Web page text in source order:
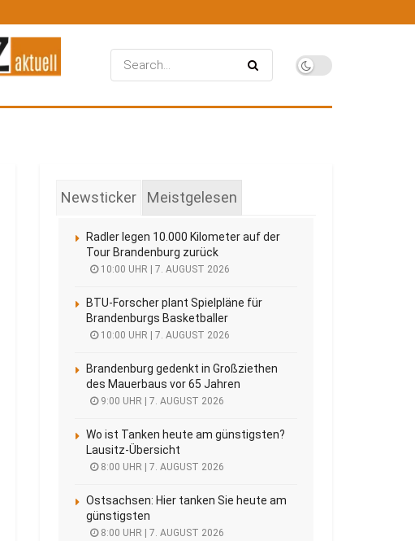
Newsticker Meistgelesen
Radler legen 10.000 Kilometer auf der
Tour Brandenburg zurück
10:00 UHR | 7. AUGUST 2026
BTU-Forscher plant Spielpläne für
Brandenburgs Basketballer
10:00 UHR | 7. AUGUST 2026
Brandenburg gedenkt in Großziethen
des Mauerbaus vor 65 Jahren
9:00 UHR | 7. AUGUST 2026
Wo ist Tanken heute am günstigsten?
Lausitz-Übersicht
8:00 UHR | 7. AUGUST 2026
Ostsachsen: Hier tanken Sie heute am
günstigsten
8:00 UHR | 7. AUGUST 2026